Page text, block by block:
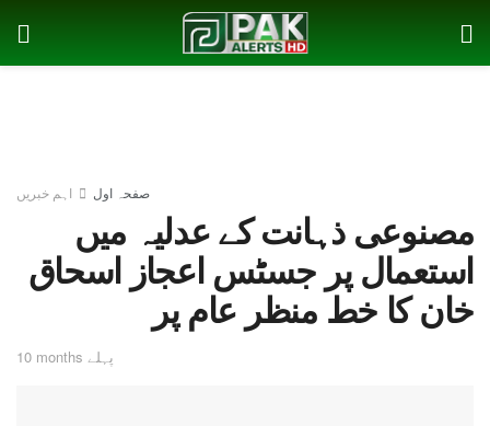
صفحہ اول اہم خبریں
مصنوعی ذہانت کے عدلیہ میں
استعمال پر جسٹس اعجاز اسحاق
خان کا خط منظر عام پر
10 months پہلے